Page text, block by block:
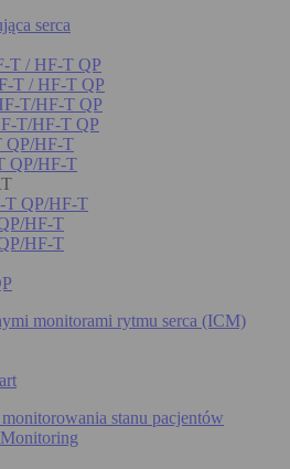
serca
T / HF-T QP
T / HF-T QP
T/HF-T QP
T/HF-T QP
QP/HF-T
QP/HF-T
T QP/HF-T
HF-T
HF-T
monitorami rytmu serca (ICM)
stanu pacjentów